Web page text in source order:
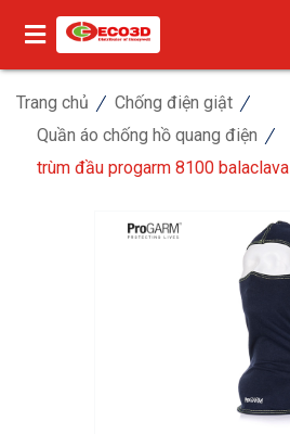
Trang chủ
Chống điện giật
Quần áo chống hồ quang điện
trùm đầu progarm 8100 balaclava